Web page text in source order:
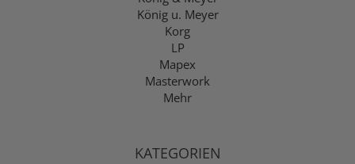
König u. Meyer
Korg
LP
Mapex
Masterwork
Mehr
KATEGORIEN